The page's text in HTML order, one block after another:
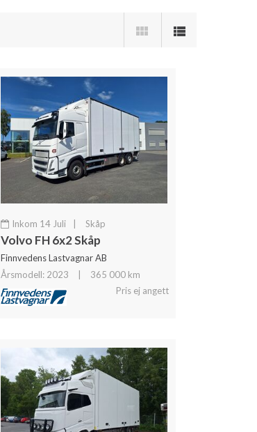
Inkom 14 Juli Skåp
Volvo FH 6x2 Skåp
Finnvedens Lastvagnar AB
Årsmodell: 2023
365 000 km
Pris ej angett